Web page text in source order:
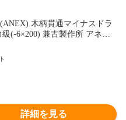
木柄貫通マイナスドラ
(-6×200) 兼古製作所 アネッ
6-200 【返品種別B】
詳細を見る